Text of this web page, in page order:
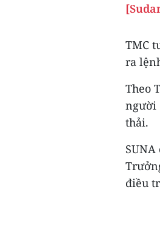
TMC
ra
Theo
người
thải.
điều